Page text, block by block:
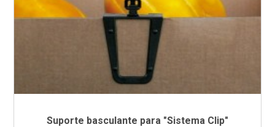
Suporte basculante para "Sistema Clip"